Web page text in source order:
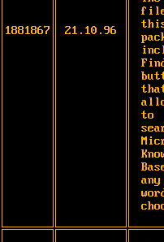
1881867 21.10.96
to
any